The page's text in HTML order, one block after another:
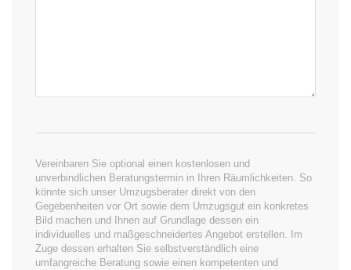
Vereinbaren Sie optional einen kostenlosen und
unverbindlichen Beratungstermin in Ihren Räumlichkeiten. So
könnte sich unser Umzugsberater direkt von den
Gegebenheiten vor Ort sowie dem Umzugsgut ein konkretes
Bild machen und Ihnen auf Grundlage dessen ein
individuelles und maßgeschneidertes Angebot erstellen. Im
Zuge dessen erhalten Sie selbstverständlich eine
umfangreiche Beratung sowie einen kompetenten und